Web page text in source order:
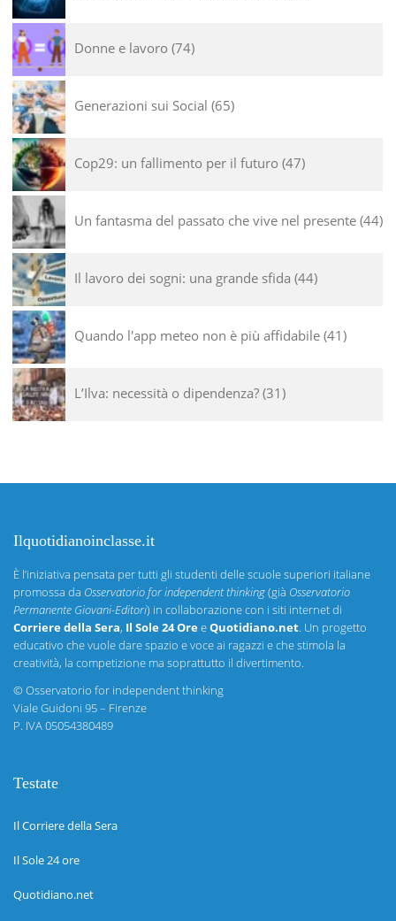
Donne e lavoro 74
Generazioni sui Social 65
Cop29: un fallimento per il futuro 47
Un fantasma del passato che vive nel presente 44
Il lavoro dei sogni: una grande sfida 44
Quando l'app meteo non è più affidabile 41
L’Ilva: necessità o dipendenza? 31
Ilquotidianoinclasse.it
È l’iniziativa pensata per tutti gli studenti delle scuole superiori italiane
promossa da Osservatorio for independent thinking(già Osservatorio
Permanente Giovani-Editori) in collaborazione con i siti internet di
Corriere della Sera, Il Sole 24 OreeQuotidiano.net. Un progetto
educativo che vuole dare spazio e voce ai ragazzi e che stimola la
creatività, la competizione ma soprattutto il divertimento.
©Osservatorio for independent thinking
Viale Guidoni 95 – Firenze
P. IVA 05054380489
Testate
Il Corriere della Sera
Il Sole 24 ore
Quotidiano.net